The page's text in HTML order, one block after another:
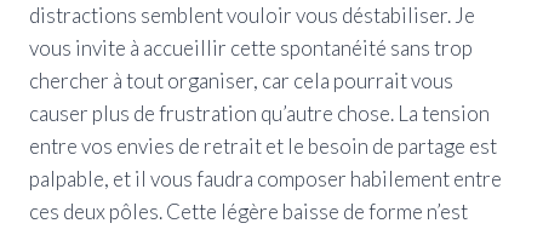
distractions semblent vouloir vous déstabiliser. Je
vous invite à accueillir cette spontanéité sans trop
chercher à tout organiser, car cela pourrait vous
causer plus de frustration qu’autre chose. La tension
entre vos envies de retrait et le besoin de partage est
palpable, et il vous faudra composer habilement entre
ces deux pôles. Cette légère baisse de forme n’est